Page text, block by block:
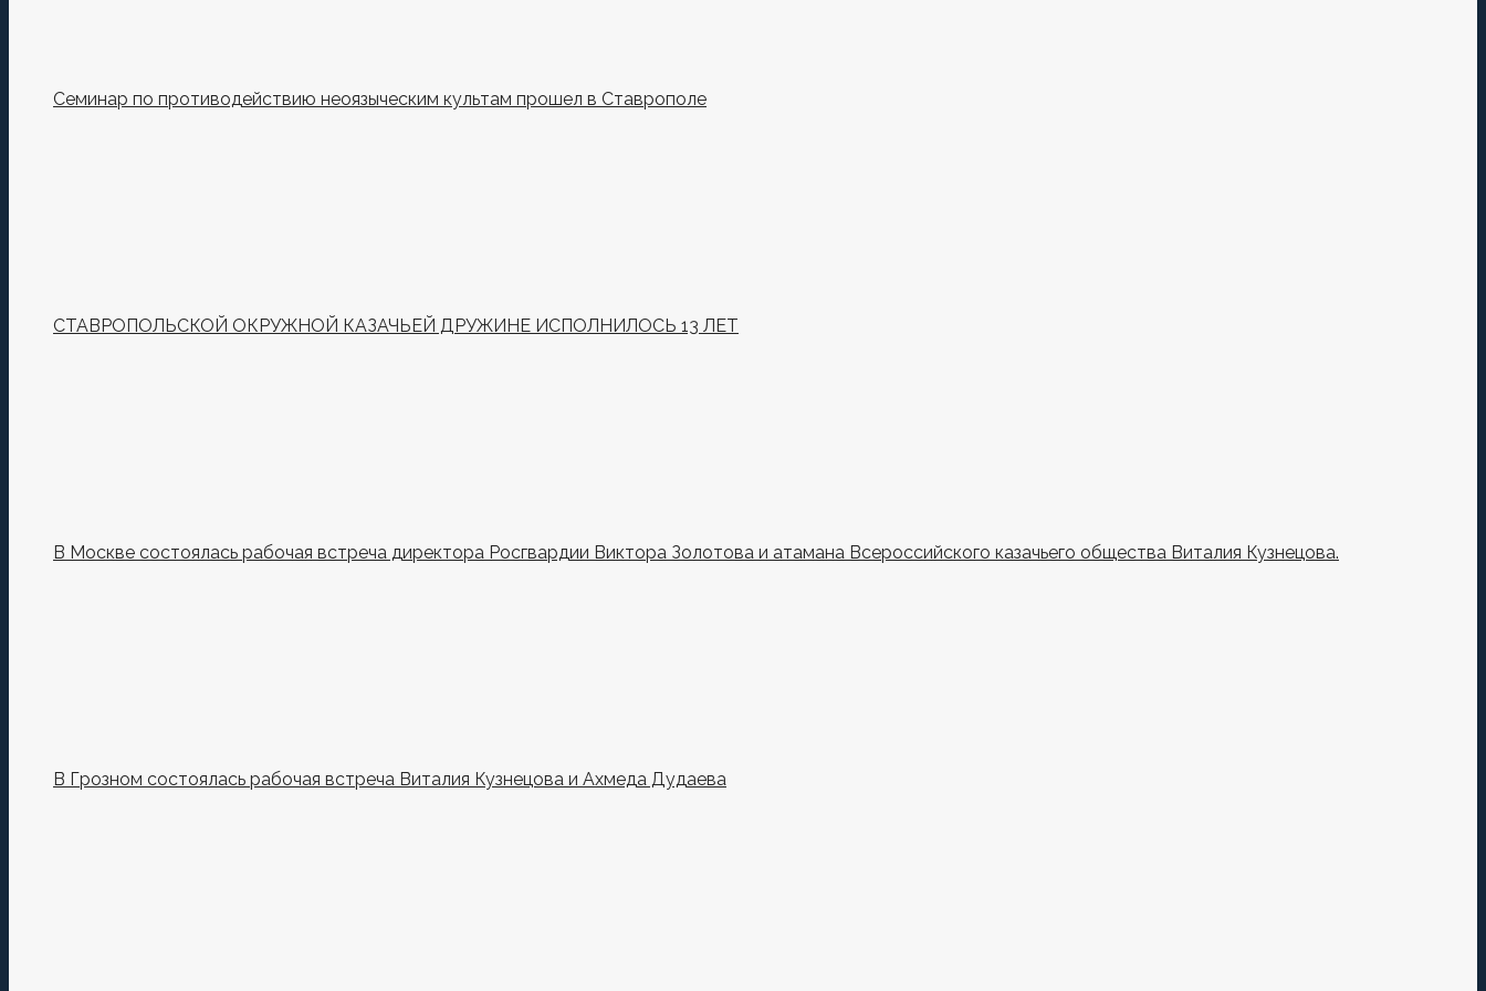
Семинар по противодействию неоязыческим культам прошел в Ставрополе
СТАВРОПОЛЬСКОЙ ОКРУЖНОЙ КАЗАЧЬЕЙ ДРУЖИНЕ ИСПОЛНИЛОСЬ 13 ЛЕТ
В Москве состоялась рабочая встреча директора Росгвардии Виктора Золотова и атамана Всероссийского казачьего общества Виталия Кузнецова.
В Грозном состоялась рабочая встреча Виталия Кузнецова и Ахмеда Дудаева